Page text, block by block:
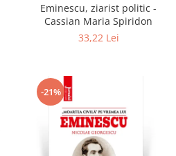
Eminescu, ziarist politic -
Cassian Maria Spiridon
33,22 Lei
-21%